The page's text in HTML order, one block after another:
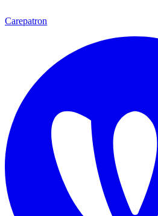
Carepatron